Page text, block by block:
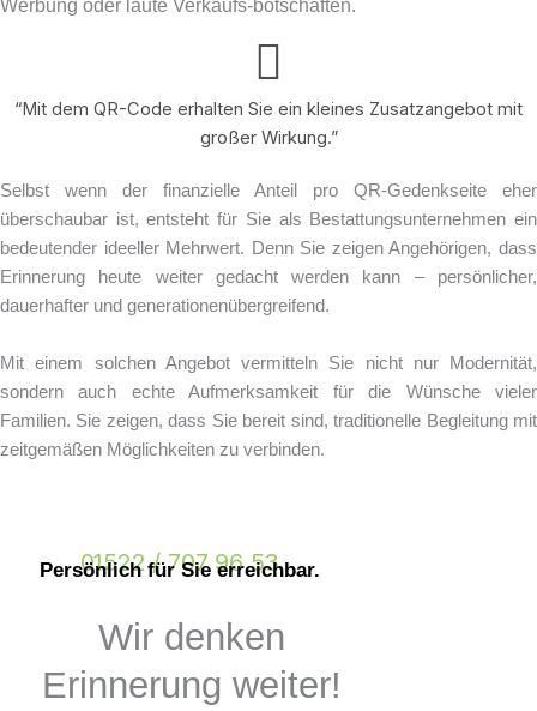
Werbung oder laute Verkaufs-botschaften.
“Mit dem QR-Code erhalten Sie ein kleines Zusatzangebot mit
großer Wirkung.”
Selbst wenn der finanzielle Anteil pro QR-Gedenkseite eher
überschaubar ist, entsteht für Sie als Bestattungsunternehmen ein
bedeutender ideeller Mehrwert. Denn Sie zeigen Angehörigen, dass
Erinnerung heute weiter gedacht werden kann – persönlicher,
dauerhafter und generationenübergreifend.
Mit einem solchen Angebot vermitteln Sie nicht nur Modernität,
sondern auch echte Aufmerksamkeit für die Wünsche vieler
Familien. Sie zeigen, dass Sie bereit sind, traditionelle Begleitung mit
zeitgemäßen Möglichkeiten zu verbinden.
01522 / 707 96 53
Persönlich für Sie erreichbar.
Wir denken
Erinnerung weiter!